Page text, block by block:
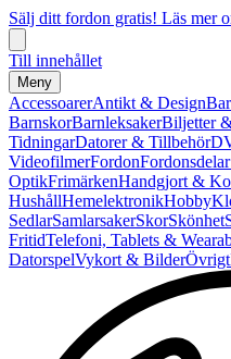
Sälj ditt fordon gratis! Läs mer
Till innehållet
Meny
AccessoarerAntikt & Design
BarnskorBarnleksakerBiljetter
TidningarDatorer & Tillbehör
VideofilmerFordon
OptikFrimärkenHandgjort &
HushållHemelektronikHobby
SedlarSamlarsakerSkorSkönhet
FritidTelefoni, Tablets &
DatorspelVykort & BilderÖvrigt